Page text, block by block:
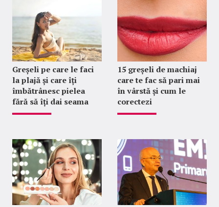
Greșeli pe care le faci
la plajă și care îți
îmbătrânesc pielea
fără să îți dai seama
15 greșeli de machiaj
care te fac să pari mai
în vârstă și cum le
corectezi